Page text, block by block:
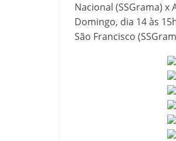
Nacional (SSGrama)
Domingo, dia 14 às
São Francisco